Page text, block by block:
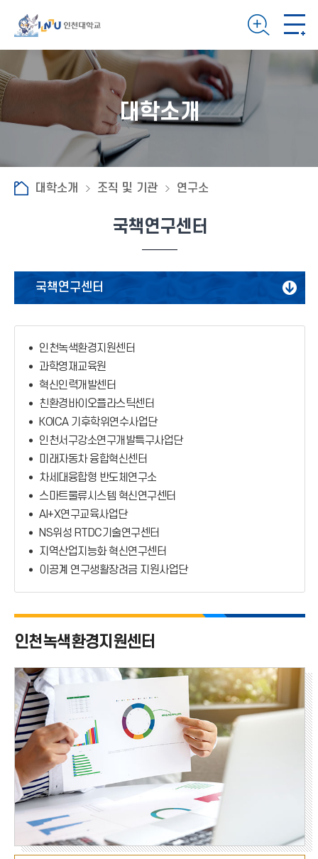
대학소개
대학소개 조직 및 기관 연구소
국책연구센터
국책연구센터
기타연구소
국책연구센터
인천녹색환경지원센터
과학영재교육원
혁신인력개발센터
친환경바이오플라스틱센터
KOICA 기후학위연수사업단
인천서구강소연구개발특구사업단
미래자동차 융합혁신센터
차세대융합형 반도체연구소
스마트물류시스템 혁신연구센터
AI+X연구교육사업단
NS위성 RTDC기술연구센터
지역산업지능화 혁신연구센터
이공계 연구생활장려금 지원사업단
인천녹색환경지원센터